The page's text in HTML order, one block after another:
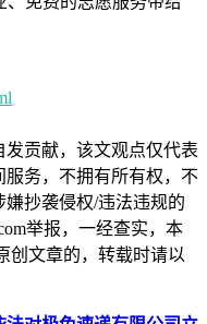
贡献，该文观点仅代表
务，不拥有所有权，不
抄袭侵权/违法违规的
举报，一经查实，本
创文章的，转载时请以